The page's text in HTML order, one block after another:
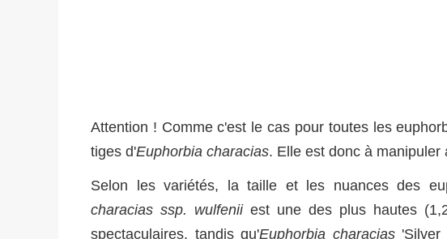
Attention ! Comme c'est le cas pour toutes les
tiges d'Euphorbia characias. Elle est donc à manipuler
Selon les variétés, la taille et les nuances des
characias ssp. wulfeniiest une des plus hautes
spectaculaires, tandis qu'Euphorbia characias'Silver